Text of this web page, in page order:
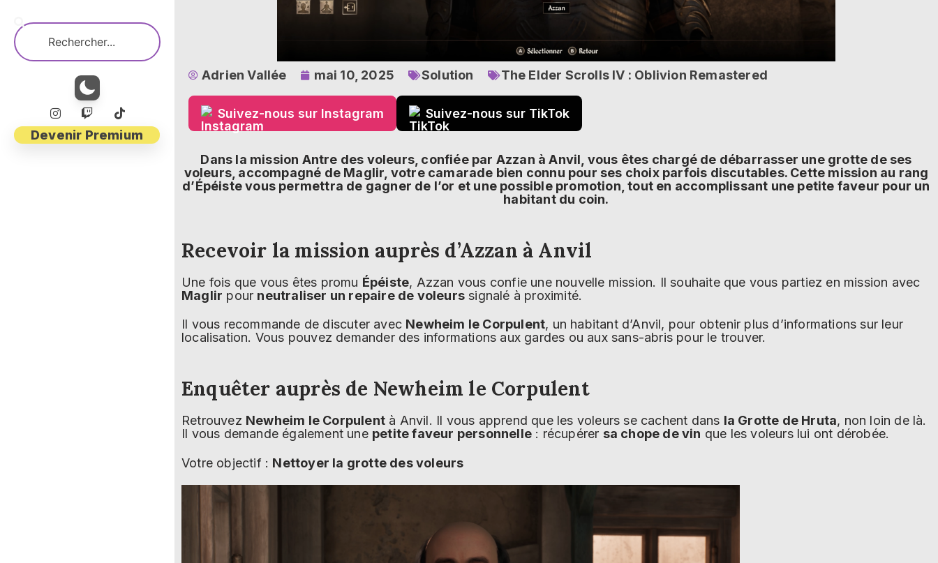
Devenir Premium
Adrien Vallée mai 10, 2025 Solution The Elder Scrolls IV : Oblivion Remastered
Suivez-nous sur Instagram Suivez-nous sur TikTok
Dans la mission Antre des voleurs, confiée par Azzan à Anvil, vous êtes chargé de débarrasser une grotte de ses
voleurs, accompagné de Maglir, votre camarade bien connu pour ses choix parfois discutables. Cette mission au rang
d’Épéiste vous permettra de gagner de l’or et une possible promotion, tout en accomplissant une petite faveur pour un
habitant du coin.
Recevoir la mission auprès d’Azzan à Anvil
Une fois que vous êtes promu Épéiste, Azzan vous confie une nouvelle mission. Il souhaite que vous partiez en mission avec
Maglir pour neutraliser un repaire de voleurs signalé à proximité.
Il vous recommande de discuter avec Newheim le Corpulent, un habitant d’Anvil, pour obtenir plus d’informations sur leur
localisation. Vous pouvez demander des informations aux gardes ou aux sans-abris pour le trouver.
Enquêter auprès de Newheim le Corpulent
Retrouvez Newheim le Corpulent à Anvil. Il vous apprend que les voleurs se cachent dans la Grotte de Hruta, non loin de là.
Il vous demande également une petite faveur personnelle : récupérer sa chope de vin que les voleurs lui ont dérobée.
Votre objectif : Nettoyer la grotte des voleurs